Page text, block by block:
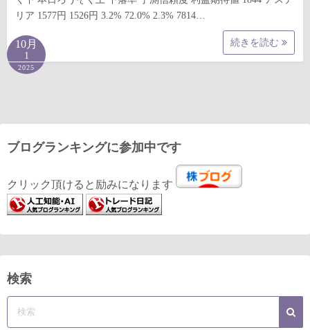
リア 1577円 1526円 3.2% 72.0% 2.3% 7814…
続きを読む
10月
1
2025
ブログランキングに参加中です
クリック頂けると励みになります
検索